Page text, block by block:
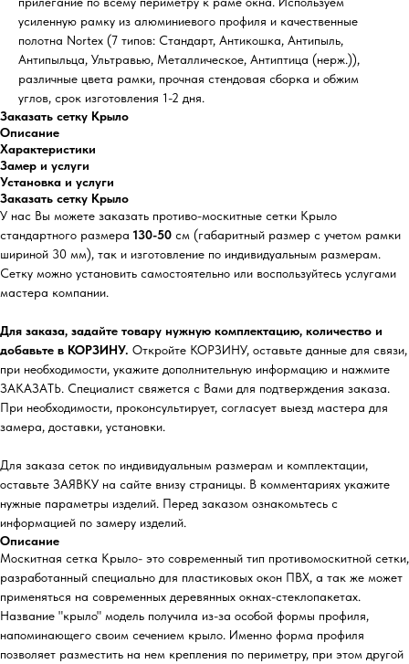
усиленную рамку из алюминиевого профиля и качественные
полотна Nortex (7 типов: Стандарт, Антикошка, Антипыль,
Антипыльца, Ультравью, Металлическое, Антиптица (нерж.)),
различные цвета рамки, прочная стендовая сборка и обжим
углов, срок изготовления 1-2 дня.
Заказать сетку Крыло
Описание
Характеристики
Замер и услуги
Установка и услуги
Заказать сетку Крыло
У нас Вы можете заказать противо-москитные сетки Крыло
стандартного размера 130-50 см (габаритный размер с учетом рамки
шириной 30 мм), так и изготовление по индивидуальным размерам.
Сетку можно установить самостоятельно или воспользуйтесь услугами
мастера компании.
Для заказа, задайте товару нужную комплектацию, количество и
добавьте в КОРЗИНУ. Откройте КОРЗИНУ, оставьте данные для связи,
при необходимости, укажите дополнительную информацию и нажмите
ЗАКАЗАТЬ. Специалист свяжется с Вами для подтверждения заказа.
При необходимости, проконсультирует, согласует выезд мастера для
замера, доставки, установки.
Для заказа сеток по индивидуальным размерам и комплектации,
оставьте ЗАЯВКУ на сайте внизу страницы. В комментариях укажите
нужные параметры изделий. Перед заказом ознакомьтесь с
информацией по замеру изделий.
Описание
Москитная сетка Крыло- это современный тип противомоскитной сетки,
разработанный специально для пластиковых окон ПВХ, а так же может
применяться на современных деревянных окнах-стеклопакетах.
Название "крыло" модель получила из-за особой формы профиля,
напоминающего своим сечением крыло. Именно форма профиля
позволяет разместить на нем крепления по периметру, при этом другой